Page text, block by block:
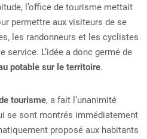
l’office de tourisme mettait
permettre aux visiteurs de se
les randonneurs et les cyclistes
L’idée a donc germé de
potable sur le territoire.
tourisme, a fait l’unanimité
se sont montrés immédiatement
proposé aux habitants